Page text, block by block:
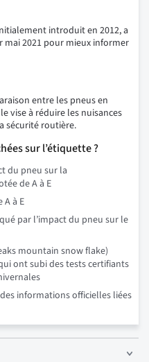
introduit en 2012, a
mai 2021 pour mieux informer
entre les pneus en
vise à réduire les nuisances
sécurité routière.
sur l’étiquette ?
du pneu sur la
de A à E
à E
par l’impact du pneu sur le
mountain snow flake)
ont subi des tests certifiants
informations officielles liées